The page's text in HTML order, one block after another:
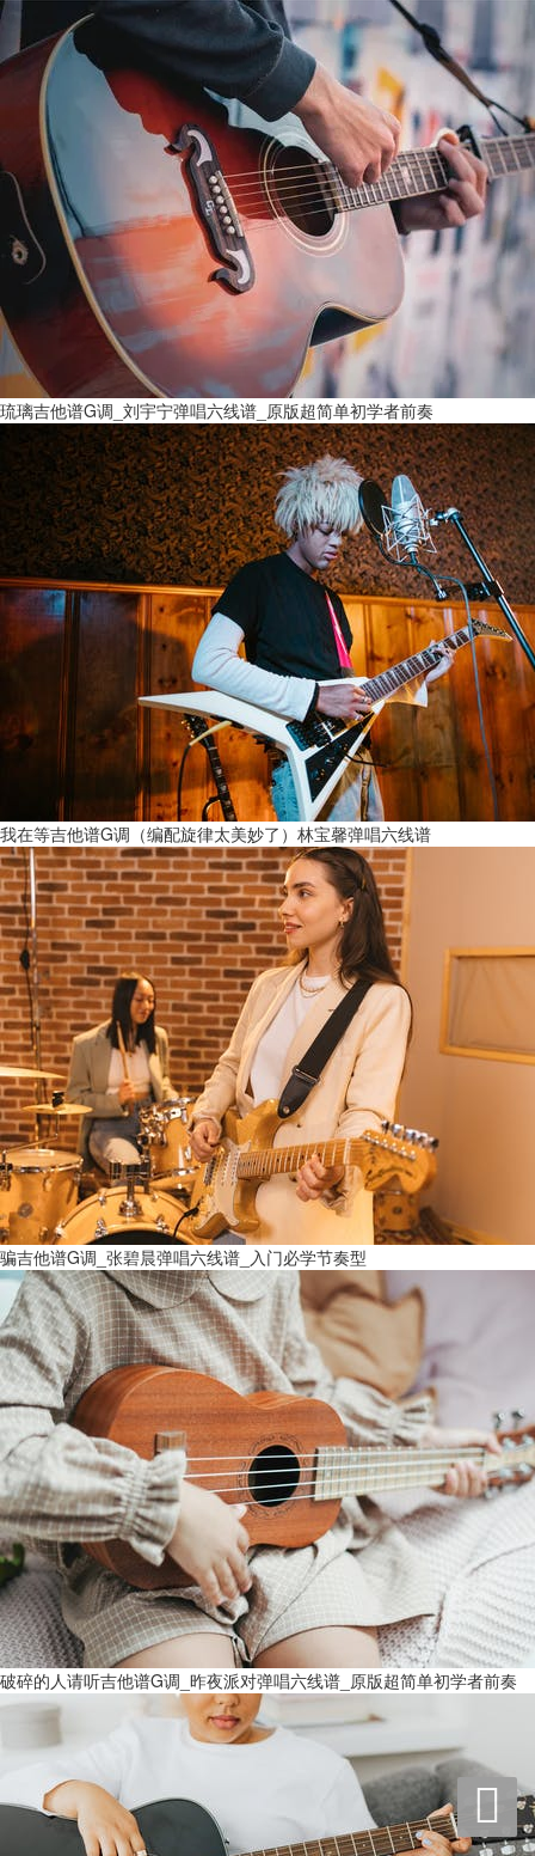
琉璃吉他谱G调_刘宇宁弹唱六线谱_原版超简单初学者前奏
我在等吉他谱G调（编配旋律太美妙了）林宝馨弹唱六线谱
骗吉他谱G调_张碧晨弹唱六线谱_入门必学节奏型
破碎的人请听吉他谱G调_昨夜派对弹唱六线谱_原版超简单初学者前奏
